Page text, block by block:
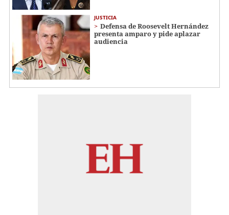
JUSTICIA
Defensa de Roosevelt Hernández
presenta amparo y pide aplazar
audiencia